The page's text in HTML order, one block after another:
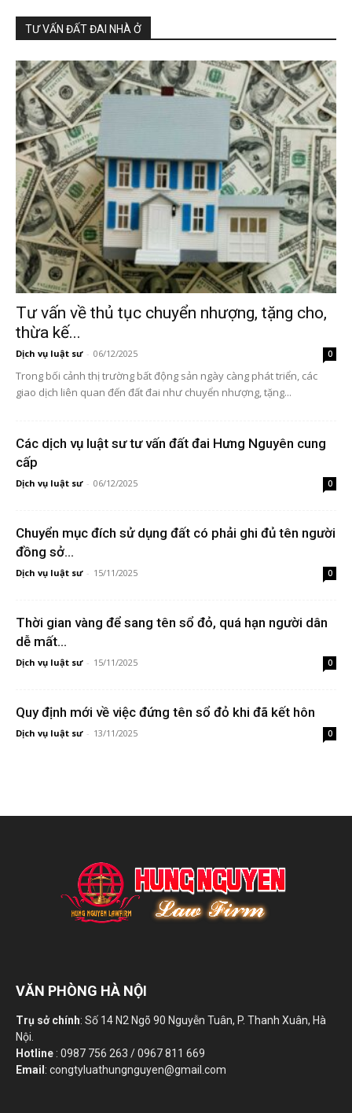
TƯ VẤN ĐẤT ĐAI NHÀ Ở
Tư vấn về thủ tục chuyển nhượng, tặng cho,
thừa kế...
Dịch vụ luật sư - 06/12/2025 0
Trong bối cảnh thị trường bất động sản ngày càng phát triển, các
giao dịch liên quan đến đất đai như chuyển nhượng, tặng...
Các dịch vụ luật sư tư vấn đất đai Hưng Nguyên cung
cấp
Dịch vụ luật sư - 06/12/2025 0
Chuyển mục đích sử dụng đất có phải ghi đủ tên người
đồng sở...
Dịch vụ luật sư - 15/11/2025 0
Thời gian vàng để sang tên sổ đỏ, quá hạn người dân
dễ mất...
Dịch vụ luật sư - 15/11/2025 0
Quy định mới về việc đứng tên sổ đỏ khi đã kết hôn
Dịch vụ luật sư - 13/11/2025 0
VĂN PHÒNG HÀ NỘI
Trụ sở chính: Số 14 N2 Ngõ 90 Nguyễn Tuân, P. Thanh Xuân, Hà
Nội.
Hotline : 0987 756 263 / 0967 811 669
Email : congtyluathungnguyen@gmail.com